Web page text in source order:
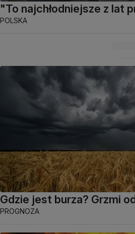
"To najchłodniejsze z lat
POLSKA
Gdzie jest burza? Grzmi
PROGNOZA